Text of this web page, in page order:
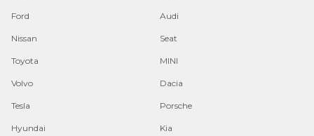
Ford Audi
Nissan Seat
Toyota MINI
Volvo Dacia
Tesla Porsche
Hyundai Kia